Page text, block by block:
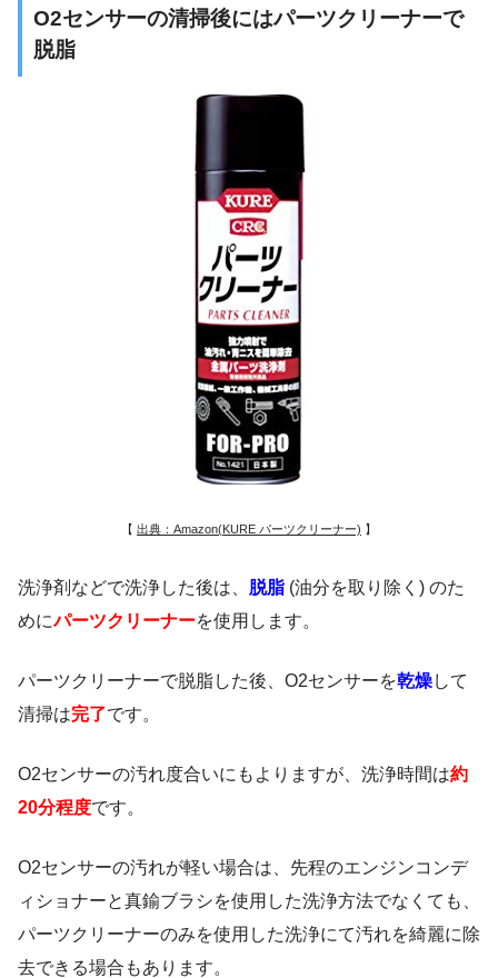
O2センサーの清掃後にはパーツクリーナーで
脱脂
【 出典：Amazon(KURE パーツクリーナー) 】
洗浄剤などで洗浄した後は、 脱脂 (油分を取り除く) のた
めにパーツクリーナーを使用します。
パーツクリーナーで脱脂した後、O2センサーを乾燥して
清掃は完了です。
O2センサーの汚れ度合いにもよりますが、洗浄時間は約
20分程度です。
O2センサーの汚れが軽い場合は、先程のエンジンコンデ
ィショナーと真鍮ブラシを使用した洗浄方法でなくても、
パーツクリーナーのみを使用した洗浄にて汚れを綺麗に除
去できる場合もあります。